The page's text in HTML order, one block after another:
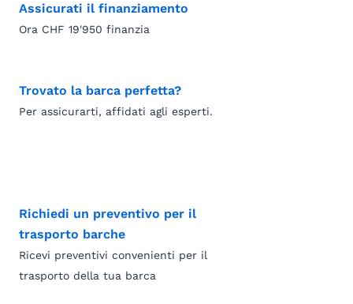
Assicurati il finanziamento
Ora CHF 19'950 finanzia
Trovato la barca perfetta?
Per assicurarti, affidati agli esperti.
Richiedi un preventivo per il
trasporto barche
Ricevi preventivi convenienti per il
trasporto della tua barca